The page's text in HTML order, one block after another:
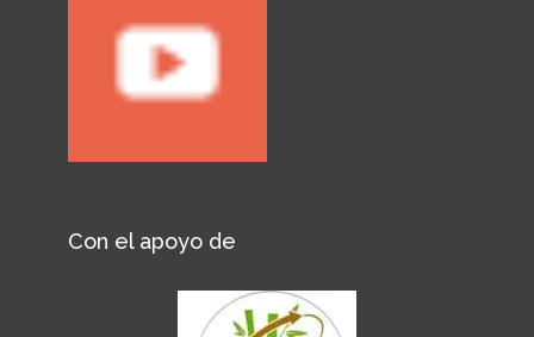
Con el apoyo de